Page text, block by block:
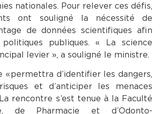
nationales. Pour relever ces défis,
ont souligné la nécessité de
de données scientifiques afin
publiques. « La science
levier », a souligné le ministre.
« permettra d’identifier les dangers,
et d’anticiper les menaces
rencontre s’est tenue à la Faculté
de Pharmacie et d’Odonto-